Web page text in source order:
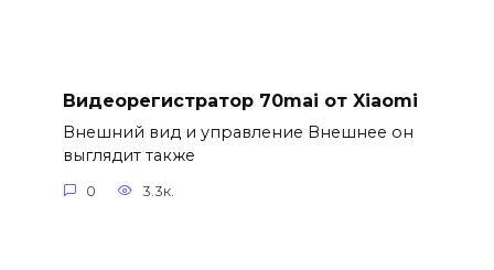
Видеорегистратор 70mai от Xiaomi
Внешний вид и управление Внешнее он
выглядит также
0 3.3к.